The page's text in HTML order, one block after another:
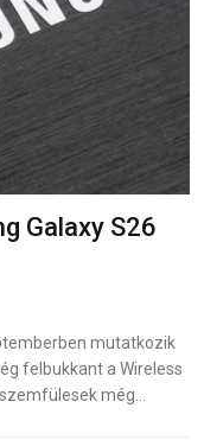
Galaxy S26
mutatkozik
felbukkant a Wireless
még…